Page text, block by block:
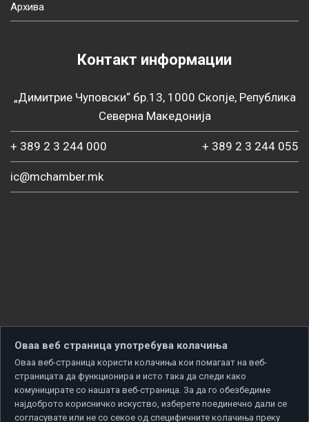
Архива
Контакт информации
„Димитрие Чуповски“ бр.13, 1000 Скопје, Република
Северна Македонија
+ 389 2 3 244 000 + 389 2 3 244 055
ic@mchamber.mk
Оваа веб страница употребува колачиња
Оваа веб-страница користи колачиња кои помагаат на веб-
страницата да функционира и исто така да следи како
комуницирате со нашата веб-страница. За да го обезбедиме
најдоброто корисничко искуство, изберете поединечно дали се
согласувате или не со секое од специфичните колачиња преку